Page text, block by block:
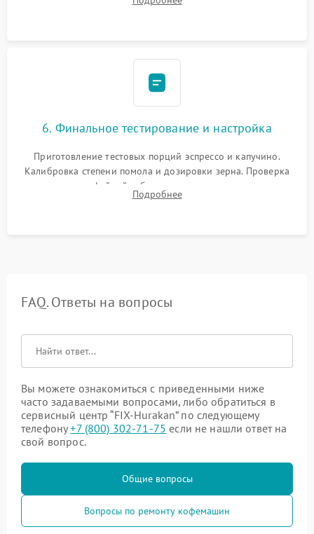
декальцинации и очистки системы от кофейных масел.
6. Финальное тестирование и настройка
Приготовление тестовых порций эспрессо и капучино.
Калибровка степени помола и дозировки зерна. Проверка
плотности кофейной таблетки, температуры напитка и
качества молочной пены. Контроль отсутствия посторонних
Подробнее
FAQ. Ответы на вопросы
Вы можете ознакомиться с приведенными ниже
часто задаваемыми вопросами, либо обратиться в
сервисный центр “FIX-Hurakan” по следующему
телефону+7 (800) 302-71-75 если не нашли ответ на
свой вопрос.
Общие вопросы
Вопросы по ремонту кофемашин